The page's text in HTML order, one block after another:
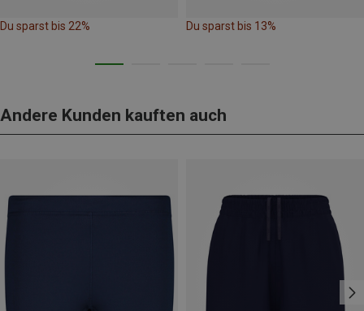
Du sparst bis 22% Du sparst bis 13%
Andere Kunden kauften auch